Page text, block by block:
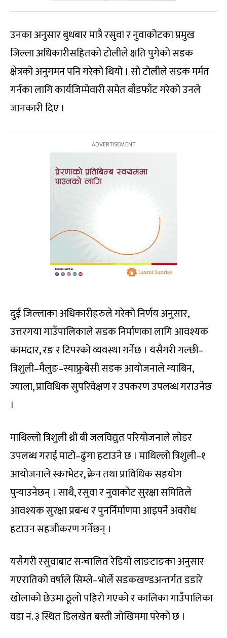
उनका अनुसार बुधबार मात्रै रसुवा र नुवाकोटका प्रमुख
जिल्ला अधिकारीसहितको टोलीले क्षति पुगेको सडक
क्षेत्रको अनुगमन पनि गरेको थियो । सो टोलीले सडक मर्मत
गर्नका लागि कार्यजिम्मेवारी समेत बाँडफाँट गरेको उनले
जानकारी दिए ।
दुई जिल्लाका अधिकारीहरुले गरेको निर्णय अनुसार,
उत्तरगया गाउँपालिकाले सडक निर्माणका लागि आवश्यक
कामदार, रङ र टिपरको व्यवस्था गर्नेछ । यसैगरी गल्छी–
त्रिशुली–मैलुङ–स्याफ्रुबेसी सडक आयोजनाले ग्याबिन,
ज्याला, प्राविधिक सुपरिवेक्षण र उपकरण उपलब्ध गराउनेछ
।
माथिल्लो त्रिशुली थ्री बी जलविद्युत परियोजनाले लोडर
उपलब्ध गराई माटो–ढुंगा हटाउने छ । माथिल्लो त्रिशुली–१
आयोजनाले स्काभेटर, क्रेन तथा प्राविधिक सहयोग
पुर्‍याउनेछन् । साथै, रसुवा र नुवाकोट सुरक्षा समितिले
आवश्यक सुरक्षा प्रबन्ध र पुनर्निर्माणमा आइपर्ने अवरोध
हटाउन सहजीकरण गर्नेछन् ।
यसैगरी रसुवाबाट सन्चालित रेडियो लाङटाङका अनुसार
गएरातिको वर्षाले सिम्ले–भोर्ले सडकखण्डअन्तर्गत डडारे
खोलाको छेउमा ठूलो पहिरो गएको र कालिका गाउँपालिका
वडा नं. ३ स्थित डिलखेत बस्ती जोखिममा परेको छ ।